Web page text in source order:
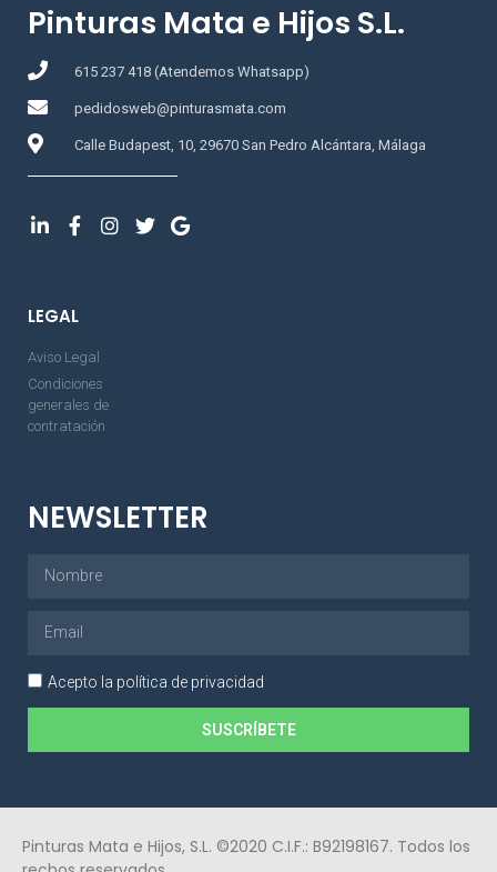
Pinturas Mata e Hijos S.L.
615 237 418 (Atendemos Whatsapp)
pedidosweb@pinturasmata.com
Calle Budapest, 10, 29670 San Pedro Alcántara, Málaga
LEGAL
Aviso Legal
Condiciones
generales de
contratación
NEWSLETTER
Acepto la política de privacidad
SUSCRÍBETE
Pinturas Mata e Hijos, S.L. ©2020 C.I.F.: B92198167. Todos los